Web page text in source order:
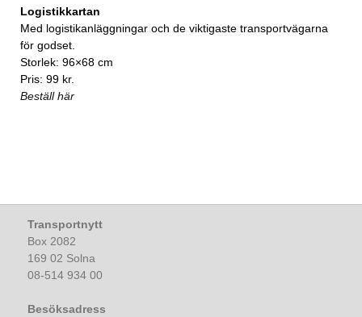
Logistikkartan
Med logistikanläggningar och de viktigaste transportvägarna
för godset.
Storlek: 96×68 cm
Pris: 99 kr.
Beställ här
Transportnytt
Box 2082
169 02 Solna
08-514 934 00
Besöksadress